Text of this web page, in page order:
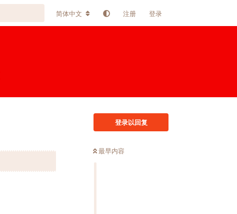
简体中文 注册 登录
登录以回复
最早内容